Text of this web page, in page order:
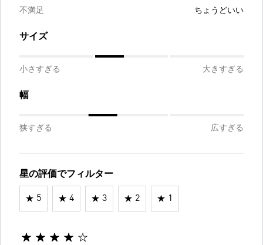
不満足 ちょうどいい
サイズ
小さすぎる 大きすぎる
幅
狭すぎる 広すぎる
星の評価でフィルター
5 4 3 2 1